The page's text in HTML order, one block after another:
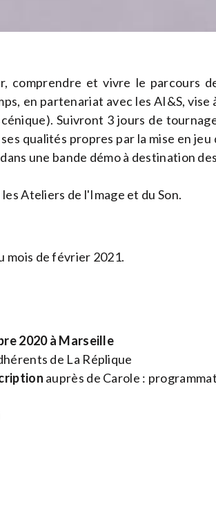
comprendre et vivre le parcours
en partenariat avec les AI&S,
Suivront 3 jours de
qualités propres par la mise en
une bande démo à destination
Ateliers de l'Image et du Son.
mois de février 2021.
2020 à Marseille
de La Réplique
auprès de Carole :